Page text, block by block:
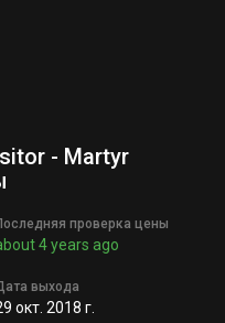
- Martyr
проверка цены
4 years ago
выхода
окт. 2018 г.